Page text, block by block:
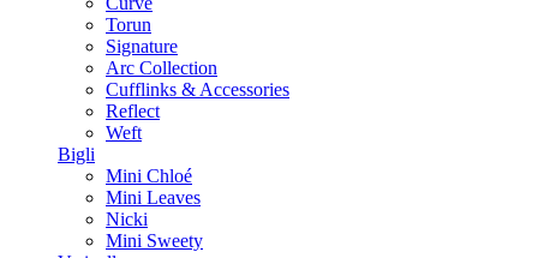
Torun
Signature
Arc Collection
Cufflinks & Accessories
Reflect
Weft
Bigli
Mini Chloé
Mini Leaves
Nicki
Mini Sweety